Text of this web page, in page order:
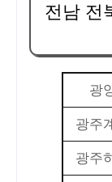
전남 전
광
광주
광주